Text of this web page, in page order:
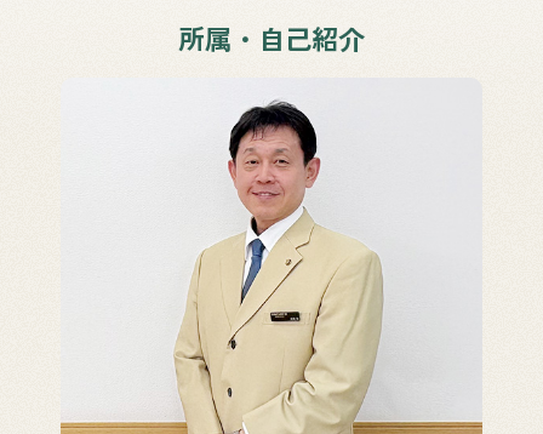
所属・自己紹介